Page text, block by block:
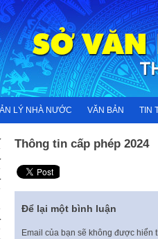
LÝ NHÀ NƯỚC VĂN BẢN TIN
Thông tin cấp phép 2024
Để lại một bình luận
Email của bạn sẽ không được hiển